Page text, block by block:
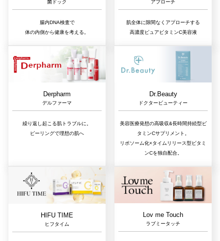
菌ドック
腸内DNA検査で
体の内側から健康を考える。
アプローチ
肌全体に隙間なくアプローチする
高濃度ピュアビタミンC美容液
Derpharm
デルファーマ
繰り返し起こる肌トラブルに。
ピーリングで理想の肌へ
Dr.Beauty
ドクタービューティー
美容医療発想の高吸収&長時間持続型ビ
タミンCサプリメント。
リポソーム化×タイムリリース型ビタミ
ンCを独自配合。
HIFU TIME
ヒフタイム
Lov me Touch
ラブミータッチ